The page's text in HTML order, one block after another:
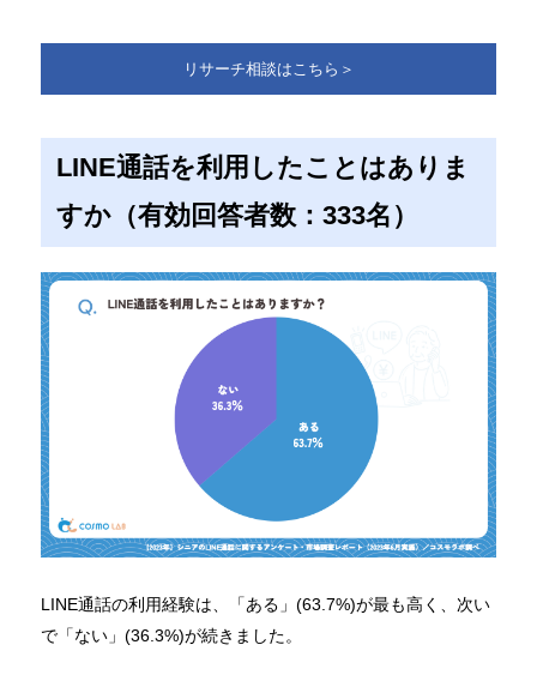
リサーチ相談はこちら＞
LINE通話を利用したことはありま
すか（有効回答者数：333名）
LINE通話の利用経験は、「ある」(63.7%)が最も高く、次い
で「ない」(36.3%)が続きました。